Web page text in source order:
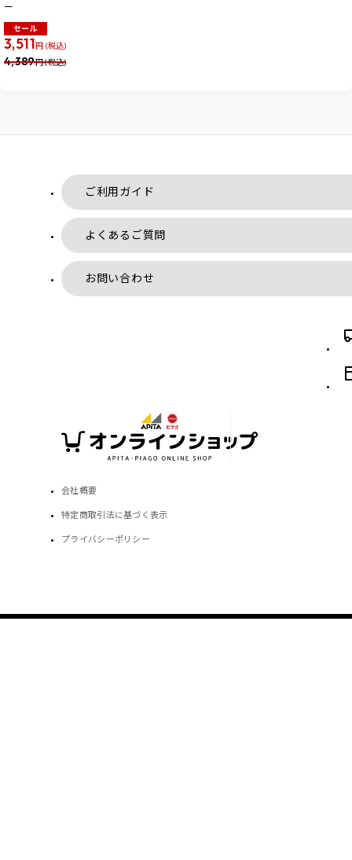
ー
セール
3,511円 (税込)
4,389円 (税込)
ご利用ガイド
よくあるご質問
お問い合わせ
会社概要
特定商取引法に基づく表示
プライバシーポリシー